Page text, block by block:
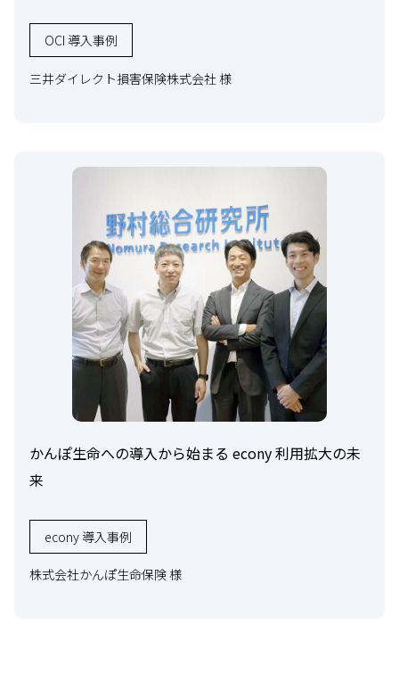
OCI 導入事例
三井ダイレクト損害保険株式会社 様
かんぽ生命への導入から始まる econy 利用拡大の未
来
econy 導入事例
株式会社かんぽ生命保険 様